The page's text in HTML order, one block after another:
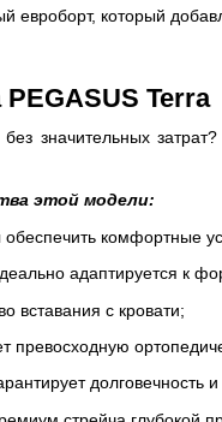
евроборт, который
Terra
значительных
этой модели:
обеспечить комфортные
адаптируется к
вставания с кровати;
превосходную
долговечность